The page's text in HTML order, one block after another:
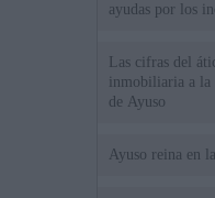
ayudas por los
Las cifras del
inmobiliaria a la
de Ayuso
Ayuso reina en